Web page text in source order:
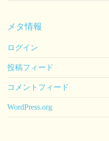
メタ情報
ログイン
投稿フィード
コメントフィード
WordPress.org